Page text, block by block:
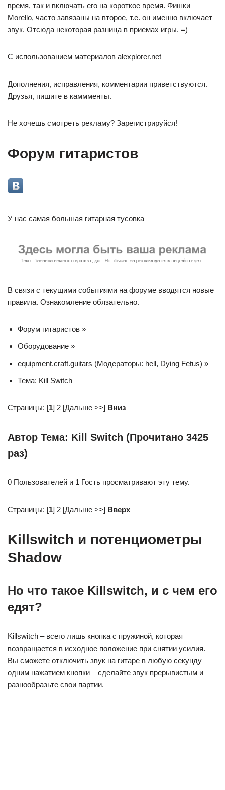
время, так и включать его на короткое время. Фишки
Morello, часто завязаны на второе, т.е. он именно включает
звук. Отсюда некоторая разница в приемах игры. =)
C использованием материалов alexplorer.net
Дополнения, исправления, комментарии приветствуются.
Друзья, пишите в каммменты.
Не хочешь смотреть рекламу? Зарегистрируйся!
Форум гитаристов
У нас самая большая гитарная тусовка
В связи с текущими событиями на форуме вводятся новые
правила. Ознакомление обязательно.
Форум гитаристов »
Оборудование »
equipment.craft.guitars (Модераторы: hell, Dying Fetus) »
Тема: Kill Switch
Страницы: [1] 2 [Дальше >>] Вниз
Автор Тема: Kill Switch (Прочитано 3425
раз)
0 Пользователей и 1 Гость просматривают эту тему.
Страницы: [1] 2 [Дальше >>] Вверх
Killswitch и потенциометры
Shadow
Но что такое Killswitch, и с чем его
едят?
Killswitch – всего лишь кнопка с пружиной, которая
возвращается в исходное положение при снятии усилия.
Вы сможете отключить звук на гитаре в любую секунду
одним нажатием кнопки – сделайте звук прерывистым и
разнообразьте свои партии.